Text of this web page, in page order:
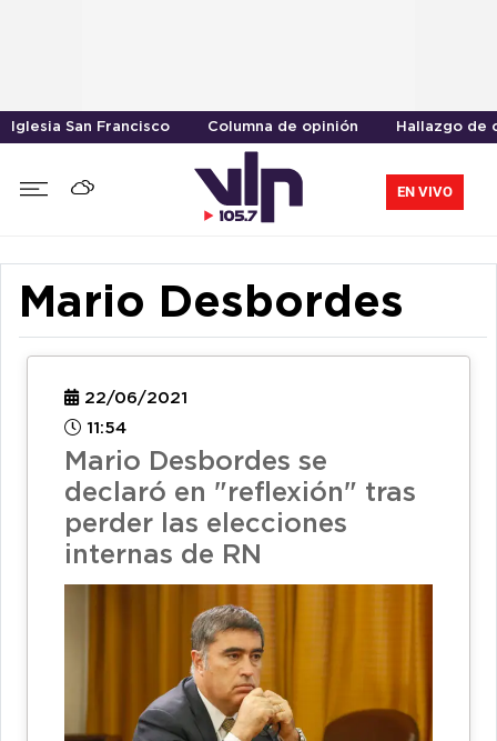
Iglesia San Francisco Columna de opinión Hallazgo de
EN VIVO
Mario Desbordes
22/06/2021
11:54
Mario Desbordes se
declaró en "reflexión" tras
perder las elecciones
internas de RN